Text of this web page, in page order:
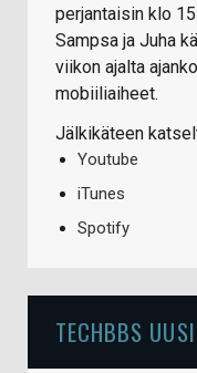
perjantaisin klo
Sampsa ja Juha
viikon ajalta
mobiiliaiheet.
Jälkikäteen
Youtube
iTunes
Spotify
TECHBBS